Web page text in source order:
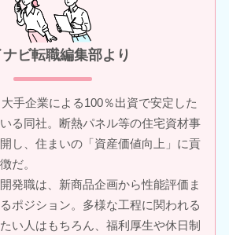
ナビ転職編集部より
手企業による100％出資で安定した
る同社。断熱パネル等の住宅資材事
し、住まいの「資産価値向上」に貢
だ。
発職は、新商品企画から性能評価ま
ポジション。多様な工程に関われる
い人はもちろん、福利厚生や休日制